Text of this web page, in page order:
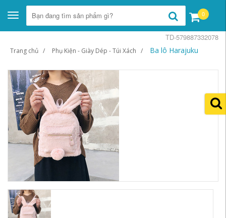
Toggle
navigation
0
Trang chủ Phụ Kiện - Giày Dép - Túi Xách Ba lô Harajuku
TD-579887332078